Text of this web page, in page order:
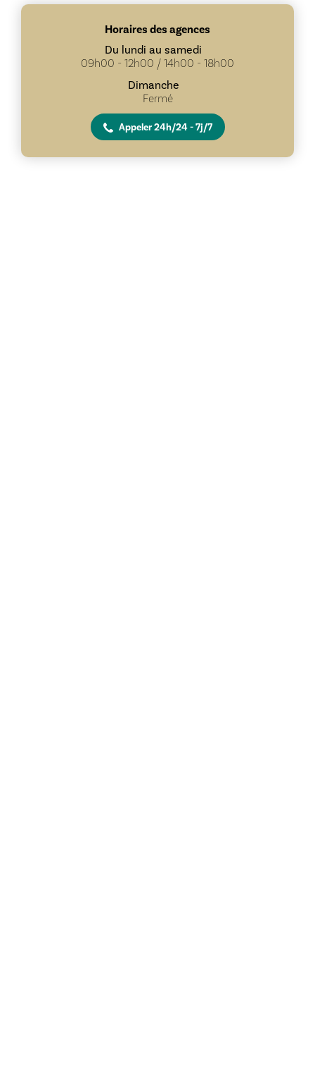
Horaires des agences
Du lundi au samedi
09h00 - 12h00 / 14h00 - 18h00
Dimanche
Fermé
Appeler 24h/24 - 7j/7